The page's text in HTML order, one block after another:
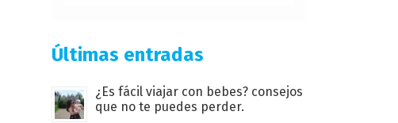
Últimas entradas
¿Es fácil viajar con bebes? consejos
que no te puedes perder.